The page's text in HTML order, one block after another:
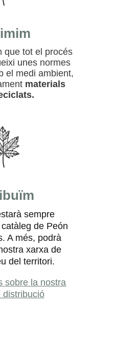
que tot el procés
unes normes
el medi ambient,
materials
sempre
de Peón
A més, podrà
xarxa de
del territori.
sobre la nostra
distribució